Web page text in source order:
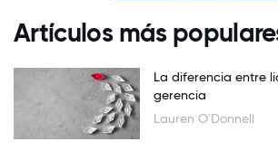
Artículos más
La diferencia entre
gerencia
Lauren O'Donnell